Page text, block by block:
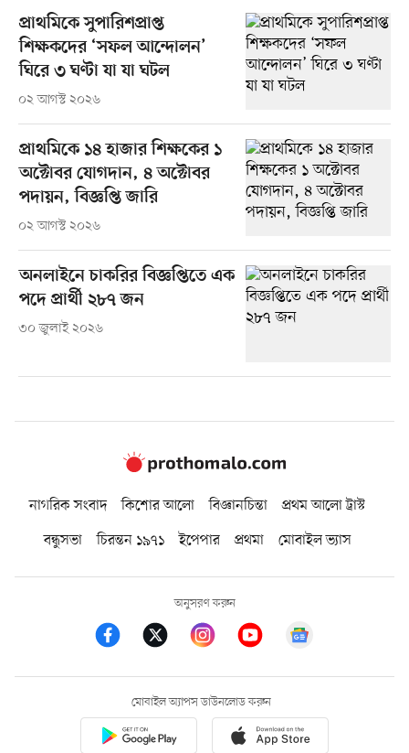
প্রাথমিকে সুপারিশপ্রাপ্ত
শিক্ষকদের ‘সফল আন্দোলন’
ঘিরে ৩ ঘণ্টা যা যা ঘটল
০২ আগস্ট ২০২৬
প্রাথমিকে ১৪ হাজার শিক্ষকের ১
অক্টোবর যোগদান, ৪ অক্টোবর
পদায়ন, বিজ্ঞপ্তি জারি
০২ আগস্ট ২০২৬
অনলাইনে চাকরির বিজ্ঞপ্তিতে এক
পদে প্রার্থী ২৮৭ জন
৩০ জুলাই ২০২৬
নাগরিক সংবাদ কিশোর আলো বিজ্ঞানচিন্তা
প্রথম আলো ট্রাস্ট
বন্ধুসভা
চিরন্তন ১৯৭১ ইপেপার প্রথমা মোবাইল ভ্যাস
অনুসরণ করুন
মোবাইল অ্যাপস ডাউনলোড করুন